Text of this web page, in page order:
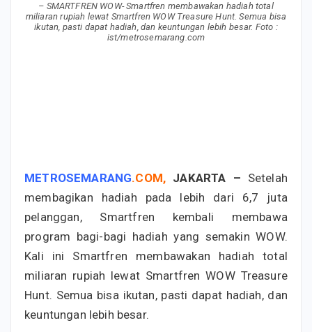
– SMARTFREN WOW- Smartfren membawakan hadiah total
miliaran rupiah lewat Smartfren WOW Treasure Hunt. Semua bisa
ikutan, pasti dapat hadiah, dan keuntungan lebih besar. Foto :
ist/metrosemarang.com
METROSEMARANG.COM, JAKARTA – Setelah
membagikan hadiah pada lebih dari 6,7 juta
pelanggan, Smartfren kembali membawa
program bagi-bagi hadiah yang semakin WOW.
Kali ini Smartfren membawakan hadiah total
miliaran rupiah lewat Smartfren WOW Treasure
Hunt. Semua bisa ikutan, pasti dapat hadiah, dan
keuntungan lebih besar.